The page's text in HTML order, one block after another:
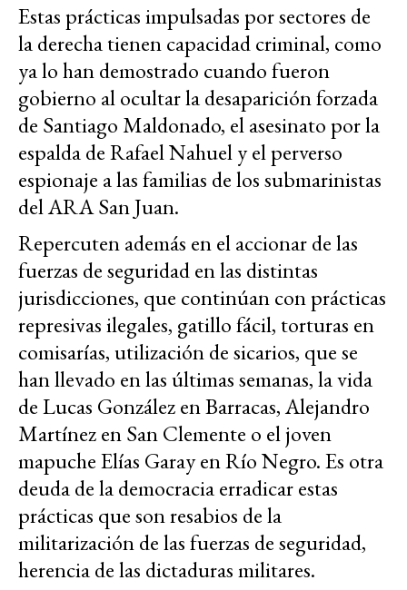
Estas prácticas impulsadas por sectores de
la derecha tienen capacidad criminal, como
ya lo han demostrado cuando fueron
gobierno al ocultar la desaparición forzada
de Santiago Maldonado, el asesinato por la
espalda de Rafael Nahuel y el perverso
espionaje a las familias de los submarinistas
del ARA San Juan.
Repercuten además en el accionar de las
fuerzas de seguridad en las distintas
jurisdicciones, que continúan con prácticas
represivas ilegales, gatillo fácil, torturas en
comisarías, utilización de sicarios, que se
han llevado en las últimas semanas, la vida
de Lucas González en Barracas, Alejandro
Martínez en San Clemente o el joven
mapuche Elías Garay en Río Negro. Es otra
deuda de la democracia erradicar estas
prácticas que son resabios de la
militarización de las fuerzas de seguridad,
herencia de las dictaduras militares.